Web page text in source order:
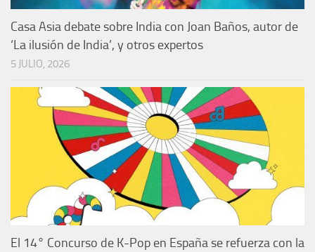
Casa Asia debate sobre India con Joan Baños, autor de
‘La ilusión de India’, y otros expertos
5 JULIO, 2026
El 14° Concurso de K-Pop en España se refuerza con la